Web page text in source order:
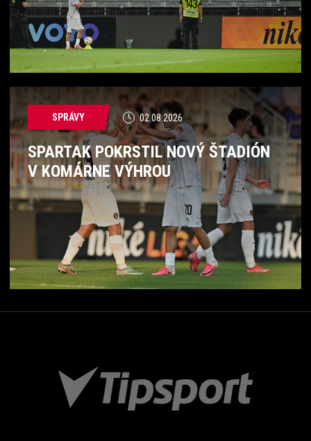
SPRÁVY 02.08.2026
SPARTAK POKRSTIL NOVÝ ŠTADIÓN
V KOMÁRNE VÝHROU